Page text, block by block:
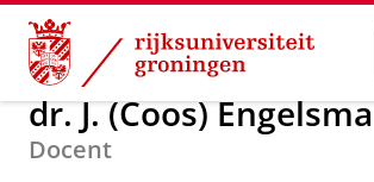
Skip
Content
Skip
Navigation
Over ons dr. J. (Coos)
dr. J. (Coos) Engelsma
Docent